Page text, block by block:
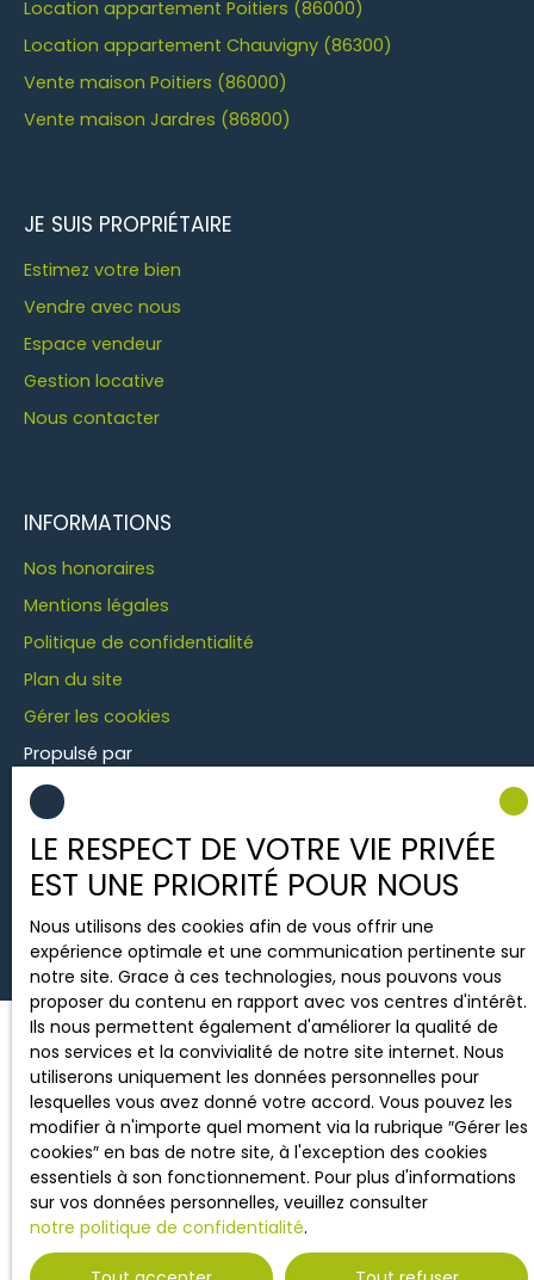
Location appartement Poitiers (86000)
Location appartement Chauvigny (86300)
Vente maison Poitiers (86000)
Vente maison Jardres (86800)
JE SUIS PROPRIÉTAIRE
Estimez votre bien
Vendre avec nous
Espace vendeur
Gestion locative
Nous contacter
INFORMATIONS
Nos honoraires
Mentions légales
Politique de confidentialité
Plan du site
Gérer les cookies
Propulsé par
LE RESPECT DE VOTRE VIE PRIVÉE
EST UNE PRIORITÉ POUR NOUS
Nous utilisons des cookies afin de vous offrir une
expérience optimale et une communication pertinente sur
notre site. Grace à ces technologies, nous pouvons vous
proposer du contenu en rapport avec vos centres d'intérêt.
Ils nous permettent également d'améliorer la qualité de
nos services et la convivialité de notre site internet. Nous
utiliserons uniquement les données personnelles pour
lesquelles vous avez donné votre accord. Vous pouvez les
modifier à n'importe quel moment via la rubrique ″Gérer les
cookies″ en bas de notre site, à l'exception des cookies
essentiels à son fonctionnement. Pour plus d'informations
sur vos données personnelles, veuillez consulter
notre politique de confidentialité.